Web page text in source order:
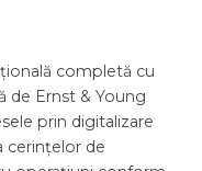
completă cu
de Ernst & Young
prin digitalizare
cerințelor de